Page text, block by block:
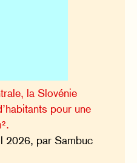
la Slovénie
pour une
2026, par Sambuc